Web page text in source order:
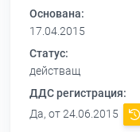
Основана:
17.04.2015
Статус:
действащ
ДДС регистрация:
Да, от 24.06.2015